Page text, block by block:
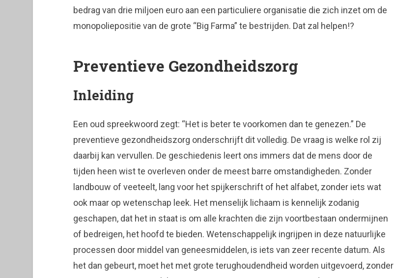
bedrag van drie miljoen euro aan een particuliere organisatie die zich inzet om de
monopoliepositie van de grote “Big Farma” te bestrijden. Dat zal helpen!?
Preventieve Gezondheidszorg
Inleiding
Een oud spreekwoord zegt: “Het is beter te voorkomen dan te genezen.” De
preventieve gezondheidszorg onderschrijft dit volledig. De vraag is welke rol zij
daarbij kan vervullen. De geschiedenis leert ons immers dat de mens door de
tijden heen wist te overleven onder de meest barre omstandigheden. Zonder
landbouw of veeteelt, lang voor het spijkerschrift of het alfabet, zonder iets wat
ook maar op wetenschap leek. Het menselijk lichaam is kennelijk zodanig
geschapen, dat het in staat is om alle krachten die zijn voortbestaan ondermijnen
of bedreigen, het hoofd te bieden. Wetenschappelijk ingrijpen in deze natuurlijke
processen door middel van geneesmiddelen, is iets van zeer recente datum. Als
het dan gebeurt, moet het met grote terughoudendheid worden uitgevoerd, zonder